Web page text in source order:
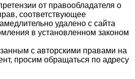
от правообладателя о
соответствующее
удалено с сайта
в установленном законом
с авторскими правами на
просим обращаться по адресу